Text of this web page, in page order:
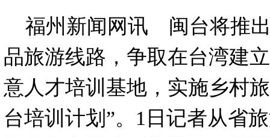
福州新闻网讯 闽台将推出
品旅游线路，争取在台湾建
意人才培训基地，实施乡村
台培训计划”。1日记者从省